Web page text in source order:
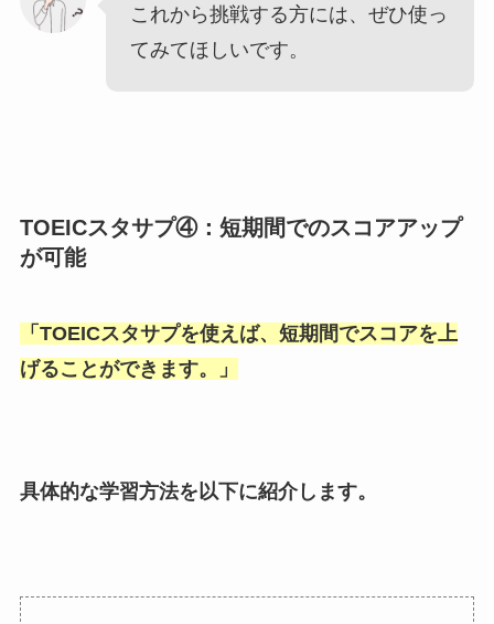
これから挑戦する方には、ぜひ使っ
てみてほしいです。
TOEICスタサプ④：短期間でのスコアアップ
が可能
「 TOEICスタサプを使えば、短期間でスコアを上
げることができます。
」
具体的な学習方法を以下に紹介します。